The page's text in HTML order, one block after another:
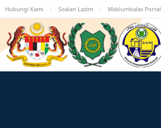
Langkau
ke
kandungan
utama
Hubungi Kami Soalan Lazim Maklumbalas Portal